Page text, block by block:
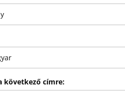
következő címre: